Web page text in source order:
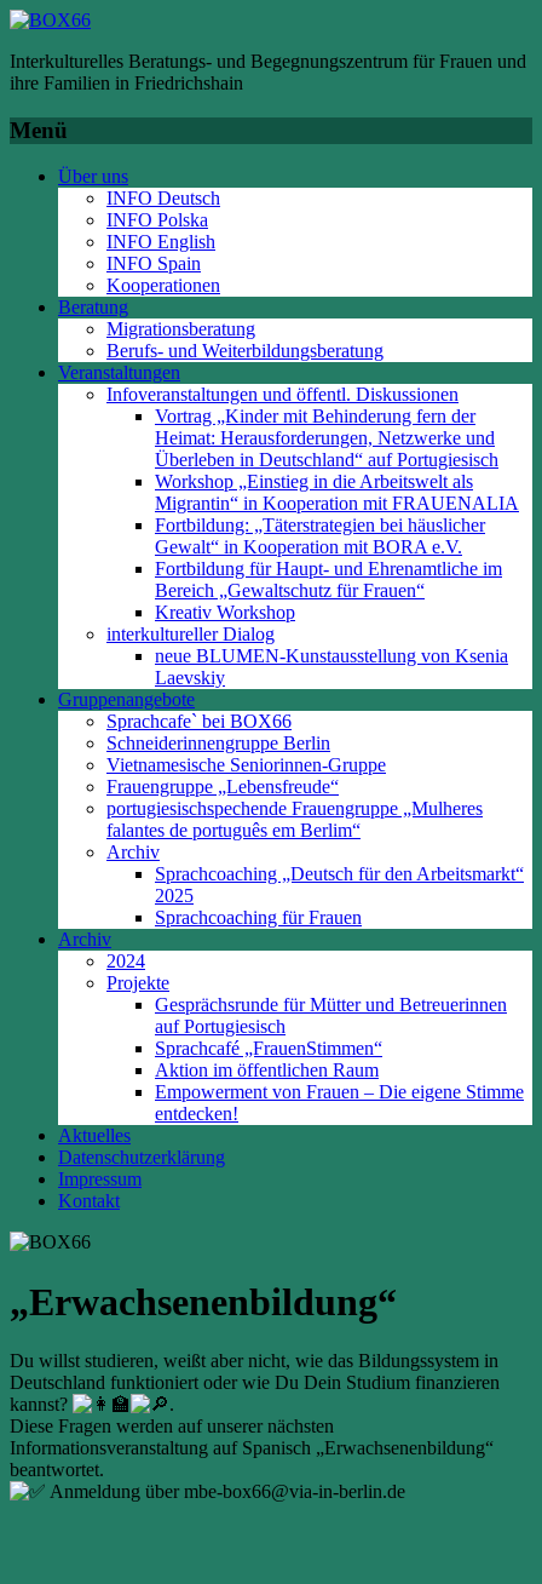
Interkulturelles Beratungs- und Begegnungszentrum für Frauen und
ihre Familien in Friedrichshain
Menü
Über uns
INFO Deutsch
INFO Polska
INFO English
INFO Spain
Kooperationen
Beratung
Migrationsberatung
Berufs- und Weiterbildungsberatung
Veranstaltungen
Infoveranstaltungen und öffentl. Diskussionen
Vortrag „Kinder mit Behinderung fern der
Heimat: Herausforderungen, Netzwerke und
Überleben in Deutschland“ auf Portugiesisch
Workshop „Einstieg in die Arbeitswelt als
Migrantin“ in Kooperation mit FRAUENALIA
Fortbildung: „Täterstrategien bei häuslicher
Gewalt“ in Kooperation mit BORA e.V.
Fortbildung für Haupt- und Ehrenamtliche im
Bereich „Gewaltschutz für Frauen“
Kreativ Workshop
interkultureller Dialog
neue BLUMEN-Kunstausstellung von Ksenia
Laevskiy
Gruppenangebote
Sprachcafe` bei BOX66
Schneiderinnengruppe Berlin
Vietnamesische Seniorinnen-Gruppe
Frauengruppe „Lebensfreude“
portugiesischspechende Frauengruppe „Mulheres
falantes de português em Berlim“
Archiv
Sprachcoaching „Deutsch für den Arbeitsmarkt“
2025
Sprachcoaching für Frauen
Archiv
2024
Projekte
Gesprächsrunde für Mütter und Betreuerinnen
auf Portugiesisch
Sprachcafé „FrauenStimmen“
Aktion im öffentlichen Raum
Empowerment von Frauen – Die eigene Stimme
entdecken!
Aktuelles
Datenschutzerklärung
Impressum
Kontakt
„Erwachsenenbildung“
Du willst studieren, weißt aber nicht, wie das Bildungssystem in
Deutschland funktioniert oder wie Du Dein Studium finanzieren
kannst?
.
Diese Fragen werden auf unserer nächsten
Informationsveranstaltung auf Spanisch „Erwachsenenbildung“
beantwortet.
Anmeldung über mbe-box66@via-in-berlin.de